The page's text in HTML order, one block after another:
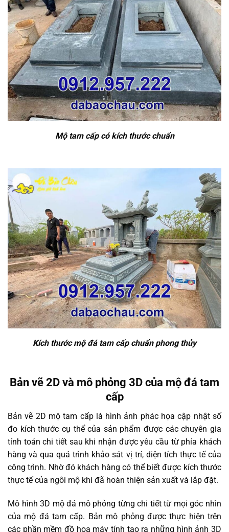
Mộ tam cấp có kích thước chuẩn
Kích thước mộ đá tam cấp chuẩn phong thủy
Bản vẽ 2D và mô phỏng 3D của mộ đá tam
cấp
Bản vẽ 2D mộ tam cấp là hình ảnh phác họa cập nhật số
đo kích thước cụ thể của sản phẩm được các chuyên gia
tính toán chi tiết sau khi nhận được yêu cầu từ phía khách
hàng và qua quá trình khảo sát vị trí, diện tích thực tế của
công trình. Nhờ đó khách hàng có thể biết được kích thước
thực tế của ngôi mộ khi đã hoàn thiện sản xuất và lắp đặt.
Mô hình 3D mộ đá mô phỏng từng chi tiết từ mọi góc nhìn
của mộ đá tam cấp. Bản mô phỏng được thực hiện trên
các phần mềm đồ họa máy tính tạo ra những hình ảnh 3D